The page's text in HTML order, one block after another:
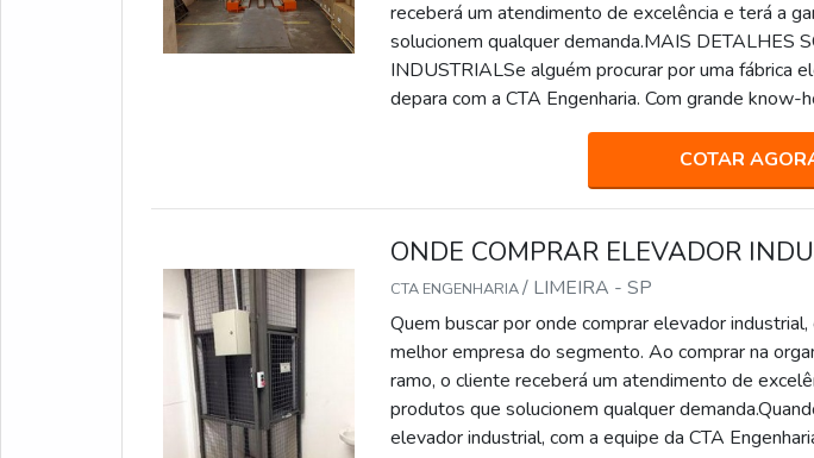
receberá um atendimento de excelência e terá a
solucionem qualquer demanda.MAIS DETALHES
INDUSTRIALSe alguém procurar por uma fábrica
depara com a CTA Engenharia. Com grande know-
COTAR
ONDE COMPRAR ELEVADOR
CTA ENGENHARIA/ LIMEIRA - SP
Quem buscar por onde comprar elevador industrial,
melhor empresa do segmento. Ao comprar na
ramo, o cliente receberá um atendimento de
produtos que solucionem qualquer
elevador industrial, com a equipe da CTA